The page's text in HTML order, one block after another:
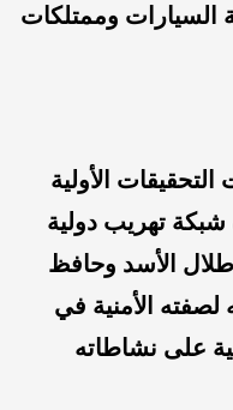
السيارات وممتلكات
التحقيقات الأولية
تهريب دولية
الأسد وحافظ
لصفته الأمنية في
على نشاطاته